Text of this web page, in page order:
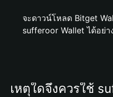
จะดาวน์โหลด Bitget
sufferoor Wallet ได้อย่า
เหตุใดจึงควรใช้